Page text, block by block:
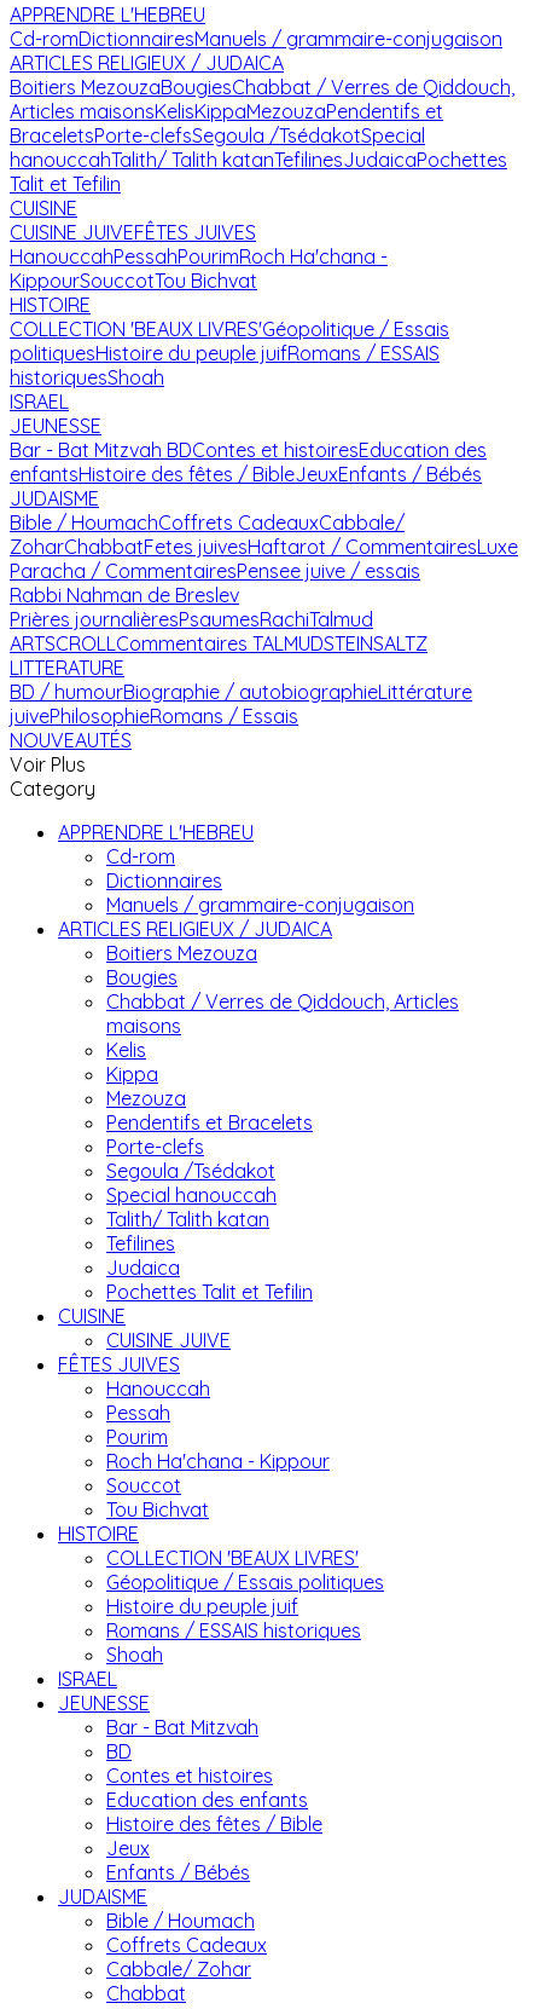
APPRENDRE L'HEBREU
Cd-romDictionnairesManuels / grammaire-conjugaison
ARTICLES RELIGIEUX / JUDAICA
Boitiers MezouzaBougiesChabbat / Verres de Qiddouch,
Articles maisonsKelisKippaMezouzaPendentifs et
BraceletsPorte-clefsSegoula /TsédakotSpecial
hanouccahTalith/ Talith katanTefilinesJudaicaPochettes
Talit et Tefilin
CUISINE
CUISINE JUIVEFÊTES JUIVES
HanouccahPessahPourimRoch Ha'chana -
KippourSouccotTou Bichvat
HISTOIRE
COLLECTION 'BEAUX LIVRES'Géopolitique / Essais
politiquesHistoire du peuple juifRomans / ESSAIS
historiquesShoah
ISRAEL
JEUNESSE
Bar - Bat Mitzvah BDContes et histoiresEducation des
enfantsHistoire des fêtes / BibleJeuxEnfants / Bébés
JUDAISME
Bible / HoumachCoffrets CadeauxCabbale/
ZoharChabbatFetes juivesHaftarot / CommentairesLuxe
Paracha / CommentairesPensee juive / essais
Rabbi Nahman de Breslev
Prières journalièresPsaumesRachiTalmud
ARTSCROLL Commentaires TALMUDSTEINSALTZ
LITTERATURE
BD / humourBiographie / autobiographieLittérature
juivePhilosophieRomans / Essais
NOUVEAUTÉS
Voir Plus
Category
APPRENDRE L'HEBREU
Cd-rom
Dictionnaires
Manuels / grammaire-conjugaison
ARTICLES RELIGIEUX / JUDAICA
Boitiers Mezouza
Bougies
Chabbat / Verres de Qiddouch, Articles
maisons
Kelis
Kippa
Mezouza
Pendentifs et Bracelets
Porte-clefs
Segoula /Tsédakot
Special hanouccah
Talith/ Talith katan
Tefilines
Judaica
Pochettes Talit et Tefilin
CUISINE
CUISINE JUIVE
FÊTES JUIVES
Hanouccah
Pessah
Pourim
Roch Ha'chana - Kippour
Souccot
Tou Bichvat
HISTOIRE
COLLECTION 'BEAUX LIVRES'
Géopolitique / Essais politiques
Histoire du peuple juif
Romans / ESSAIS historiques
Shoah
ISRAEL
JEUNESSE
Bar - Bat Mitzvah
BD
Contes et histoires
Education des enfants
Histoire des fêtes / Bible
Jeux
Enfants / Bébés
JUDAISME
Bible / Houmach
Coffrets Cadeaux
Cabbale/ Zohar
Chabbat